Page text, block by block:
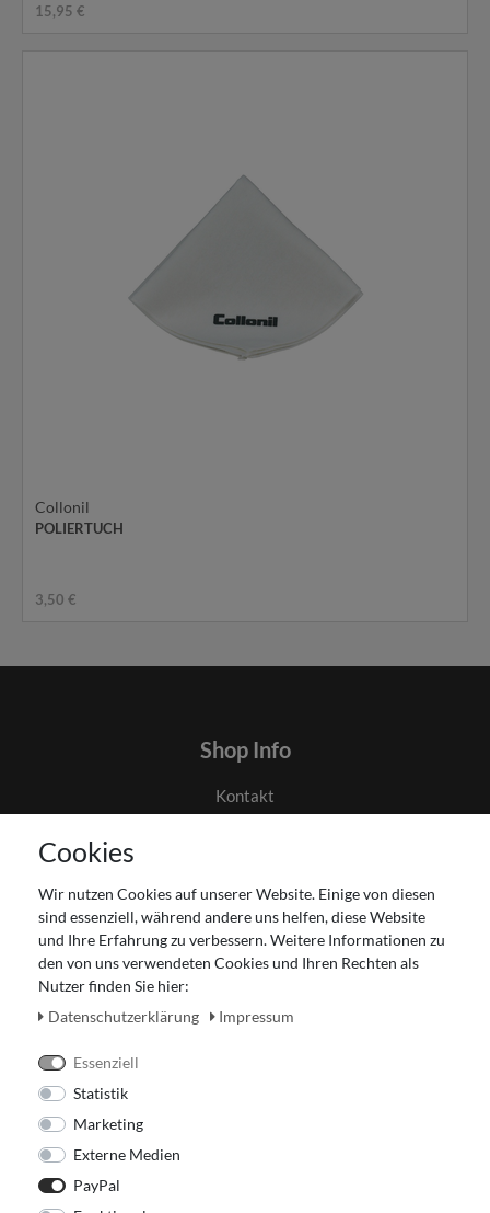
15,95 €
Collonil
POLIERTUCH
3,50 €
Shop Info
Kontakt
Impressum
Widerrufsrecht
Zahlung und Versand
Unser Ladengeschäft
Cookies
Wir nutzen Cookies auf unserer Website. Einige von diesen
sind essenziell, während andere uns helfen, diese Website
und Ihre Erfahrung zu verbessern. Weitere Informationen zu
den von uns verwendeten Cookies und Ihren Rechten als
Nutzer finden Sie hier:
Daten­schutz­erklärung
Impressum
Essenziell
Statistik
Marketing
Externe Medien
PayPal